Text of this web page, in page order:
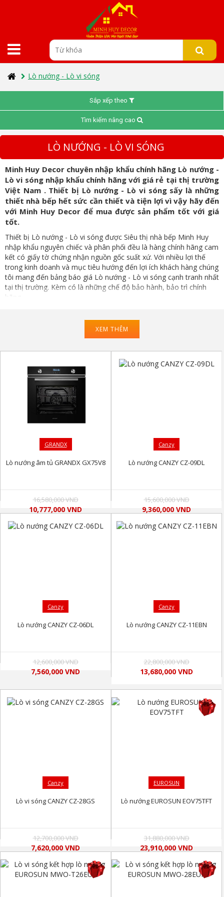
Lò nướng - Lò vi sóng
Sắp xếp theo
Tìm kiếm nâng cao
LÒ NƯỚNG - LÒ VI SÓNG
Minh Huy Decor chuyên nhập khẩu chính hãng Lò nướng -
Lò vi sóng nhập khẩu chính hãng với giá rẻ tại thị trường
Việt Nam . Thiết bị Lò nướng - Lò vi sóng sấy là những
thiết nhà bếp hết sức cần thiết và tiện lợi vì vậy hãy đến
với Minh Huy Decor để mua được sản phẩm tốt với giá
tốt.
Thiết bị Lò nướng - Lò vi sóng được Siêu thị nhà bếp Minh Huy
nhập khẩu nguyên chiếc và phân phối đều là hàng chính hãng cam
kết có giấy tờ chứng nhận nguồn gốc suất xứ. Với nhiều lợi thế
trong kinh doanh và mục tiêu hướng đến lợi ích khách hàng chúng
tôi mang đến bảng báo giá Lò nướng - Lò vi sóng cạnh tranh nhất
tại thị trường. Kèm có là những chế độ bảo hành, bảo trì chính
hãng.
XEM THÊM
GRANDX
Lò nướng âm tủ GRANDX GX75V8
16,580,000 VND
10,777,000 VND
Canzy
Lò nướng CANZY CZ-09DL
15,600,000 VND
9,360,000 VND
Canzy
Lò nướng CANZY CZ-06DL
12,600,000 VND
7,560,000 VND
Canzy
Lò nướng CANZY CZ-11EBN
22,800,000 VND
13,680,000 VND
Canzy
Lò vi sóng CANZY CZ-28GS
12,700,000 VND
7,620,000 VND
EUROSUN
Lò nướng EUROSUN EOV75TFT
31,880,000 VND
23,910,000 VND